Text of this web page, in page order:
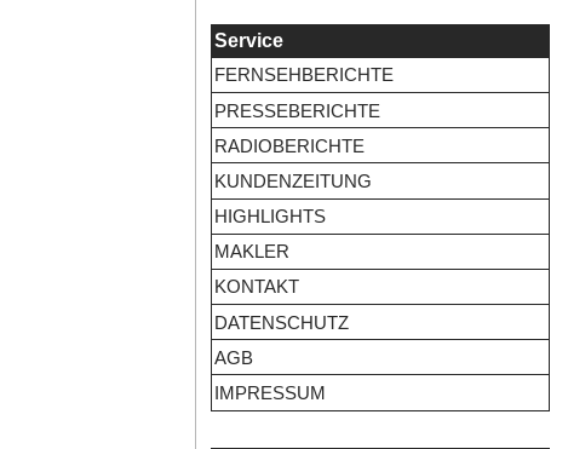
Service
FERNSEHBERICHTE
PRESSEBERICHTE
RADIOBERICHTE
KUNDENZEITUNG
HIGHLIGHTS
MAKLER
KONTAKT
DATENSCHUTZ
AGB
IMPRESSUM